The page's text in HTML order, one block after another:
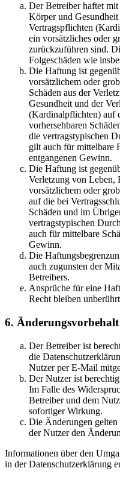
Der Betreiber haftet
Körper und
Vertragspflichten
ein vorsätzliches oder
zurückzuführen sind.
Folgeschäden wie
Die Haftung ist
vorsätzlichem oder
Schäden aus der
Gesundheit und der
(Kardinalpflichten) auf
vorhersehbaren
die vertragstypischen
gilt auch für mittelbare
entgangenen Gewinn.
Die Haftung ist
Verletzung von Leben,
vorsätzlichem oder
auf die bei
Schäden und im
vertragstypischen
auch für mittelbare
Gewinn.
Die
auch zugunsten der
Betreibers.
Ansprüche für eine
Recht bleiben
6. Änderungsvorbehalt
Der Betreiber ist
die
Nutzer per E-Mail
Der Nutzer ist
Im Falle des
Betreiber und dem
sofortiger Wirkung.
Die Änderungen
der Nutzer den
Informationen über den
in der Datenschutzerklärung